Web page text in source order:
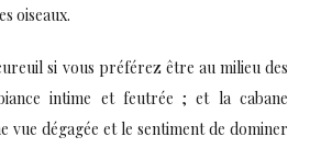
oiseaux.
si vous préférez être au milieu des
intime et feutrée ; et la cabane
vue dégagée et le sentiment de dominer